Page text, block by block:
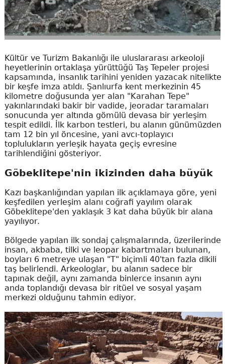
Kültür ve Turizm Bakanlığı ile uluslararası arkeoloji
heyetlerinin ortaklaşa yürüttüğü Taş Tepeler projesi
kapsamında, insanlık tarihini yeniden yazacak nitelikte
bir keşfe imza atıldı. Şanlıurfa kent merkezinin 45
kilometre doğusunda yer alan "Karahan Tepe"
yakınlarındaki bakir bir vadide, jeoradar taramaları
sonucunda yer altında gömülü devasa bir yerleşim
tespit edildi. İlk karbon testleri, bu alanın günümüzden
tam 12 bin yıl öncesine, yani avcı-toplayıcı
toplulukların yerleşik hayata geçiş evresine
tarihlendiğini gösteriyor.
Göbeklitepe'nin ikizinden daha büyük
Kazı başkanlığından yapılan ilk açıklamaya göre, yeni
keşfedilen yerleşim alanı coğrafi yayılım olarak
Göbeklitepe'den yaklaşık 3 kat daha büyük bir alana
yayılıyor.
Bölgede yapılan ilk sondaj çalışmalarında, üzerilerinde
insan, akbaba, tilki ve leopar kabartmaları bulunan,
boyları 6 metreye ulaşan "T" biçimli 40'tan fazla dikili
taş belirlendi. Arkeologlar, bu alanın sadece bir
tapınak değil, aynı zamanda binlerce insanın aynı
anda toplandığı devasa bir ritüel ve sosyal yaşam
merkezi olduğunu tahmin ediyor.